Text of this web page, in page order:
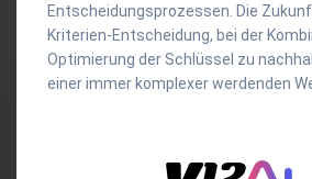
Entscheidungsprozessen. Die
Kriterien-Entscheidung, bei der
Optimierung der Schlüssel zu
einer immer komplexer werdenden